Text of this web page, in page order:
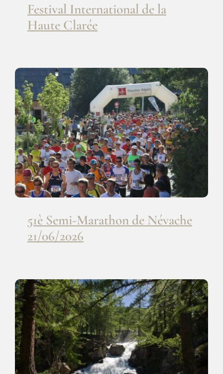
Festival International de la
Haute Clarée
51è Semi-Marathon de Névache
21/06/2026
51è Semi-Marathon de Névache
21/06/2026
Sur les traces d’Alex Hugo dans la
vallée de la Clarée